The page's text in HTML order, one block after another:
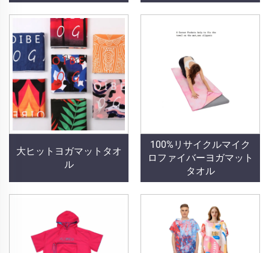
大ヒットヨガマットタオ
ル
100%リサイクルマイク
ロファイバーヨガマット
タオル